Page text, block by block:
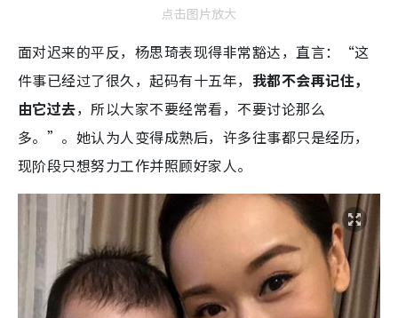
点击图片放大
面对迟来的平反，杨思琦表现得非常豁达，直言：“这
件事已经过了很久，起码有十五年， 我都不会再记住，
由它过去，所以大家不要经常看，不要讨论那么
多。”。她认为人变得成熟后，许多往事都只是经历，
现阶段只想努力工作并照顾好家人。